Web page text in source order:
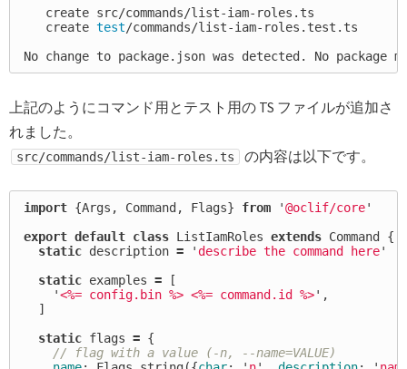
   create src/commands/list-iam-roles.ts
   create
test/commands/list-iam-roles.test.ts
No change to package.json was detected. No package
上記のようにコマンド用とテスト用の TS ファイルが追加さ
れました。
src/commands/list-iam-roles.ts の内容は以下です。
import {Args , Command , Flags} from '@oclif/core'
export default class ListIamRoles extends Command
{
static description = 'describe the command here'
static examples =
[
'<%= config.bin %> <%= command.id %>' ,
]
static flags = {
// flag with a value (-n, --name=VALUE)